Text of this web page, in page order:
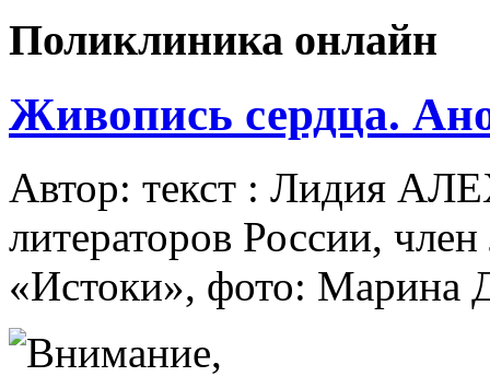
Поликлиника онлайн
Живопись сердца.
Автор: текст : Лидия
литераторов России,
«Истоки», фото: